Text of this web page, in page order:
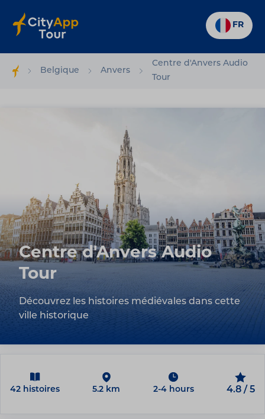
FR
Belgique Anvers
Centre d'Anvers Audio
Tour
Centre d'Anvers Audio
Tour
Découvrez les histoires médiévales dans cette
ville historique
42 histoires 5.2 km 2-4 hours 4.8 / 5